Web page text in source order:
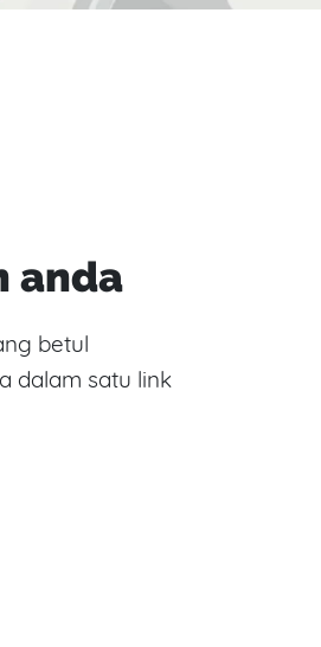
anda
betul
dalam satu link